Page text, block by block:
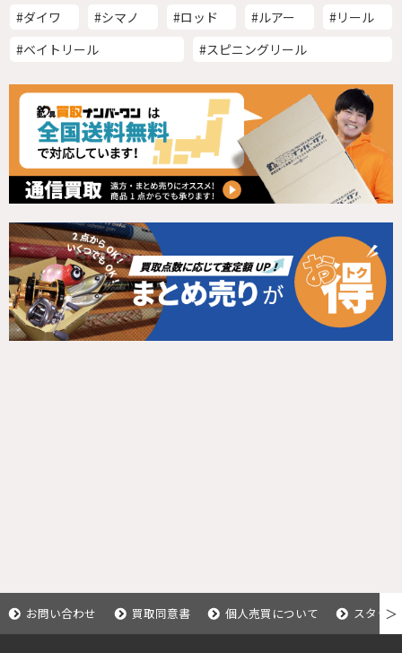
#ダイワ #シマノ #ロッド #ルアー
#リール
#ベイトリール
#スピニングリール
お問い合わせ 買取同意書 個人売買について スタッ＞